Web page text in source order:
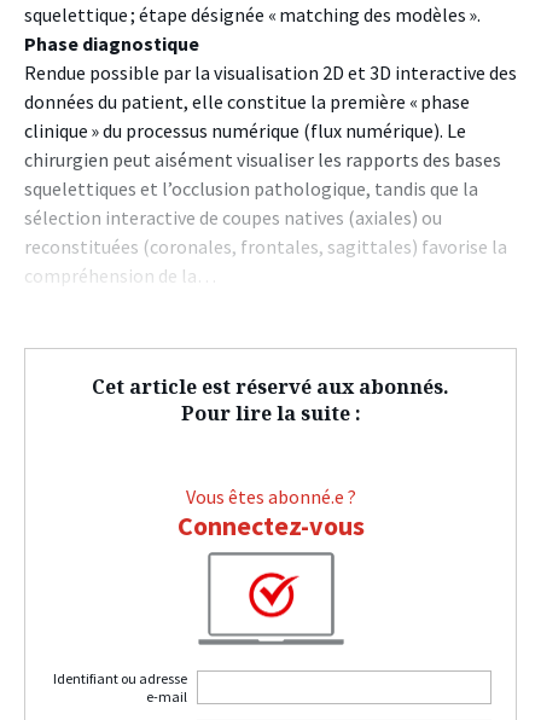
squelettique ; étape désignée « matching des modèles ».
Phase diagnostique
Rendue possible par la visualisation 2D et 3D interactive des
données du patient, elle constitue la première « phase
clinique » du processus numérique (flux numérique). Le
chirurgien peut aisément visualiser les rapports des bases
squelettiques et l’occlusion pathologique, tandis que la
sélection interactive de coupes natives (axiales) ou
reconstituées (coronales, frontales, sagittales) favorise la
compréhension de la…
Cet article est réservé aux abonnés.
Pour lire la suite :
Vous êtes abonné.e ?
Connectez-vous
Identifiant ou adresse
e-mail